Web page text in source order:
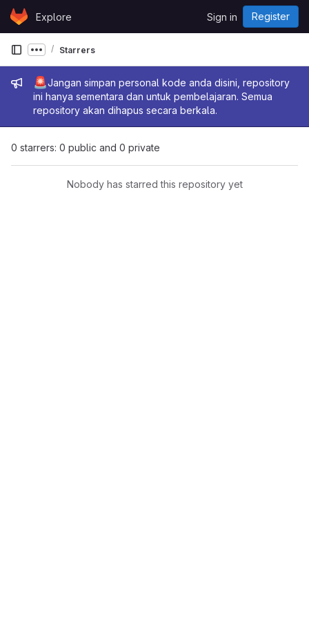
Skip to content
GitLabExplore Sign in Register
Admin message
🚨Jangan simpan personal kode anda disini, repository
ini hanya sementara dan untuk pembelajaran. Semua
repository akan dihapus secara berkala.
Show more breadcrumbs
Starrers
0 starrers: 0 public and 0 private
Nobody has starred this repository yet